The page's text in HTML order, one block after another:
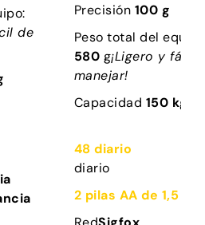
de
Precisión 100 g
Peso total del
580 g¡Ligero y fácil
manejar!
Capacidad 150 kg
48 diario
diario
2 pilas AA de 1,5 V